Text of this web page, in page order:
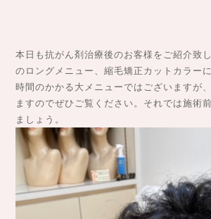
本日も抗がん剤治療後のお客様をご紹介致
のロングメニュー、縮毛矯正カットカラー
時間のかかる大メニューではございますが
ますのでぜひご覧ください。それでは施術
ましょう。